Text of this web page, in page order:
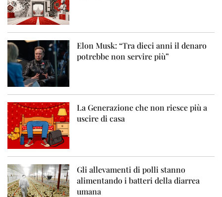
Elon Musk: “Tra dieci anni il denaro
potrebbe non servire più”
La Generazione che non riesce più a
uscire di casa
Gli allevamenti di polli stanno
alimentando i batteri della diarrea
umana